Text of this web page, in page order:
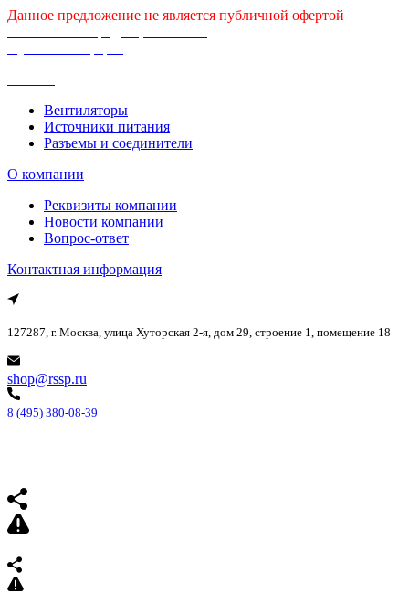
Данное предложение не является публичной офертой
Вентиляторы
Источники питания
Разъемы и соединители
О компании
Реквизиты компании
Новости компании
Вопрос-ответ
Контактная информация
127287, г. Москва, улица Хуторская 2-я, дом 29, строение 1, помещение 18
shop@rssp.ru
8 (495) 380-08-39